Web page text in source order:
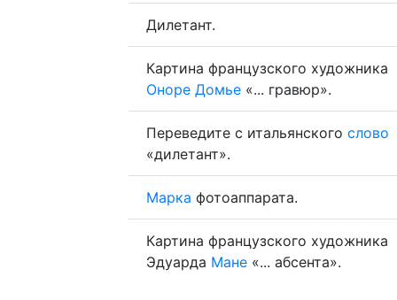
Дилетант.
Картина французского художника
Оноре Домье «... гравюр».
Переведите с итальянского слово
«дилетант».
Марка фотоаппарата.
Картина французского художника
Эдуарда Мане «... абсента».